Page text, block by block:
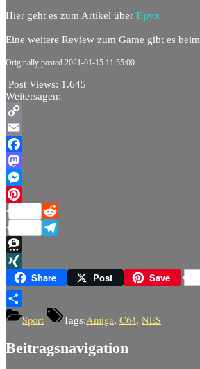
Hier geht es zum Artikel über Epyx
Eine weitere Review zum Game gibt es beim
Originally posted 2021-01-15 11:55:00.
Post Views: 1.645
Weitersagen:
Copy
Link
Email
Facebook
Mastodon
Messenger
Pinterest
Reddit
Telegram
Threema
XINGShare Post Save
TeilenSport Tags:Amiga, C64, NES
Beitragsnavigation